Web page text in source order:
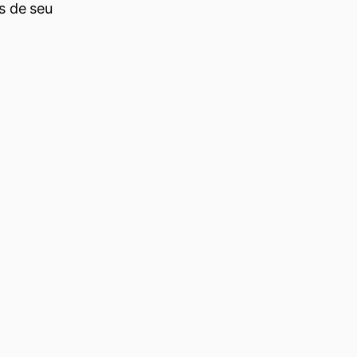
de seu